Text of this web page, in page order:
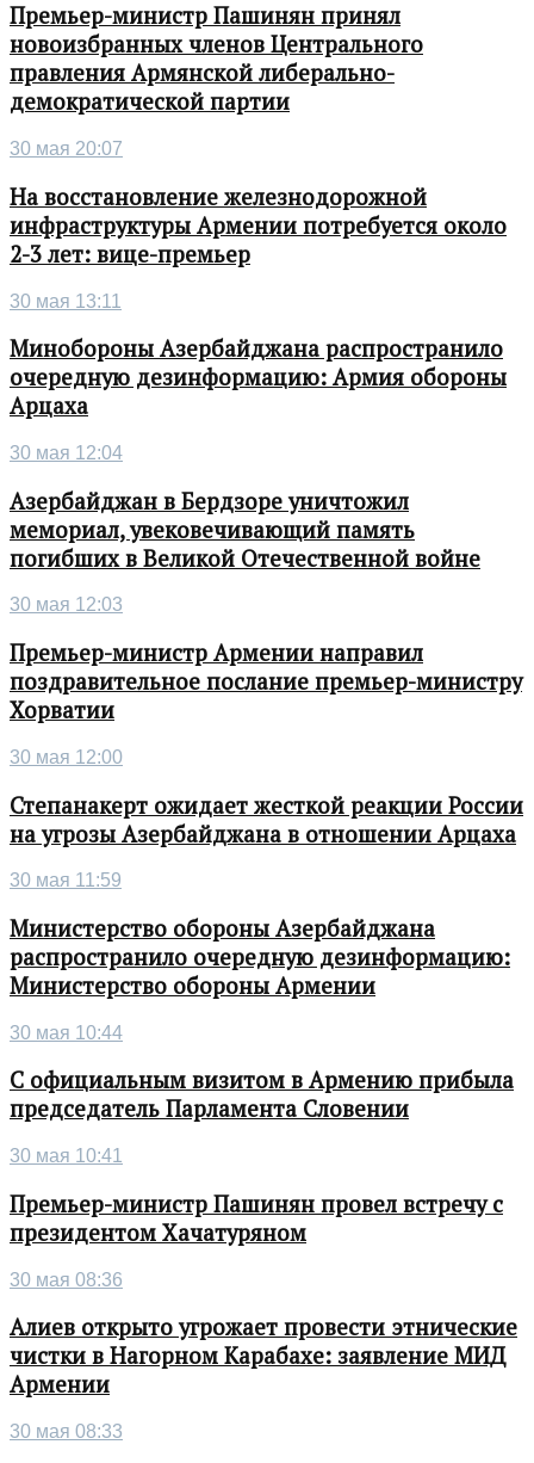
Премьер-министр Пашинян принял
новоизбранных членов Центрального
правления Армянской либерально-
демократической партии
30 мая 20:07
На восстановление железнодорожной
инфраструктуры Армении потребуется около
2-3 лет: вице-премьер
30 мая 13:11
Минобороны Азербайджана распространило
очередную дезинформацию: Армия обороны
Арцаха
30 мая 12:04
Азербайджан в Бердзоре уничтожил
мемориал, увековечивающий память
погибших в Великой Отечественной войне
30 мая 12:03
Премьер-министр Армении направил
поздравительное послание премьер-министру
Хорватии
30 мая 12:00
Степанакерт ожидает жесткой реакции России
на угрозы Азербайджана в отношении Арцаха
30 мая 11:59
Министерство обороны Азербайджана
распространило очередную дезинформацию:
Министерство обороны Армении
30 мая 10:44
С официальным визитом в Армению прибыла
председатель Парламента Словении
30 мая 10:41
Премьер-министр Пашинян провел встречу с
президентом Хачатуряном
30 мая 08:36
Алиев открыто угрожает провести этнические
чистки в Нагорном Карабахе: заявление МИД
Армении
30 мая 08:33